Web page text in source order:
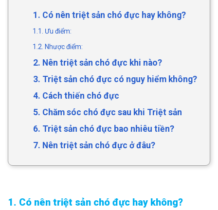
1. Có nên triệt sản chó đực hay không?
1.1. Ưu điểm:
1.2. Nhược điểm:
2. Nên triệt sản chó đực khi nào?
3. Triệt sản chó đực có nguy hiểm không?
4. Cách thiến chó đực
5. Chăm sóc chó đực sau khi Triệt sản
6. Triệt sản chó đực bao nhiêu tiền?
7. Nên triệt sản chó đực ở đâu?
1. Có nên triệt sản chó đực hay không?